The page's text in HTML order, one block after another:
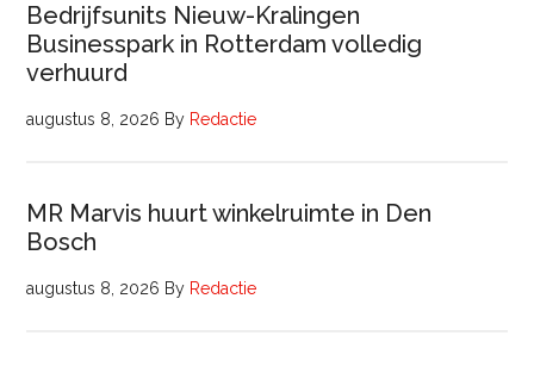
Bedrijfsunits Nieuw-Kralingen
Businesspark in Rotterdam volledig
verhuurd
augustus 8, 2026 By Redactie
MR Marvis huurt winkelruimte in Den
Bosch
augustus 8, 2026 By Redactie